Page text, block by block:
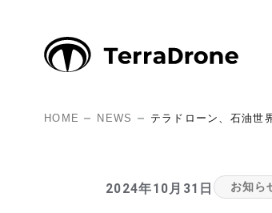
HOME NEWS テラドローン、石油世
2024年10月31日 お知ら